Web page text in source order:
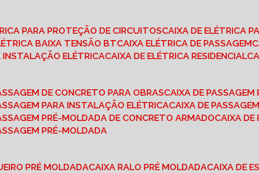
PARA PROTEÇÃO DE CIRCUITOS CAIXA DE ELÉTRICA
BAIXA TENSÃO BT
CAIXA ELÉTRICA DE PASSAGEM
INSTALAÇÃO ELÉTRICA CAIXA DE ELÉTRICA RESIDENCIAL
DE CONCRETO PARA OBRAS CAIXA DE
PARA INSTALAÇÃO ELÉTRICA CAIXA DE
PRÉ-MOLDADA DE CONCRETO ARMADO CAIXA
PRÉ-MOLDADA
PRÉ MOLDADA CAIXA RALO PRÉ MOLDADA CAIXA DE